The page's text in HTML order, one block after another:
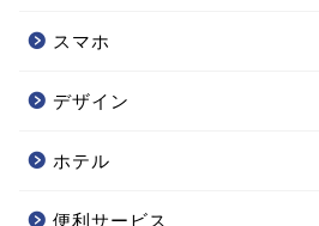
スマホ
デザイン
ホテル
便利サービス